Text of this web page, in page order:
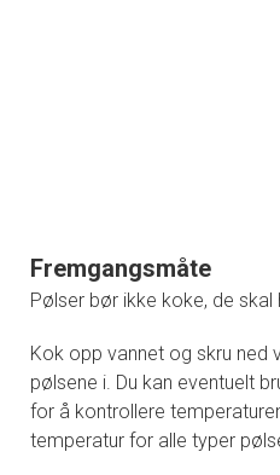
Fremgangsmåte
Pølser bør ikke koke, de skal
Kok opp vannet og skru ned
pølsene i. Du kan eventuelt
for å kontrollere
temperatur for alle typer